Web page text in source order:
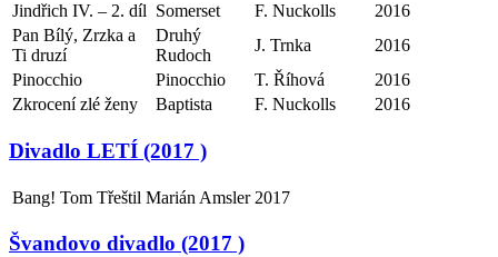
Jindřich IV. – 2. díl Somerset F. Nuckolls
2016
Pan Bílý, Zrzka a
Ti druzí
Druhý
Rudoch
J. Trnka
2016
Pinocchio
Pinocchio T. Říhová
2016
Zkrocení zlé ženy
Baptista F. Nuckolls 2016
Divadlo LETÍ (2017 )
Bang! Tom Třeštil Marián Amsler 2017
Švandovo divadlo (2017 )